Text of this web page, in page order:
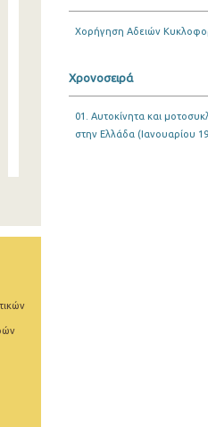
Χορήγηση Αδειών
Χρονοσειρά
01. Αυτοκίνητα και
στην Ελλάδα (Ιανουαρίου